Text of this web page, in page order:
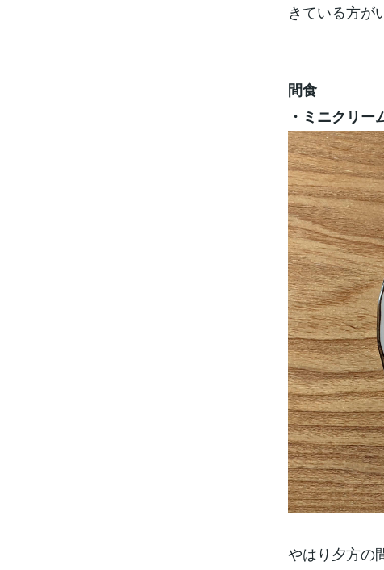
きている方が
間食
・ミニクリー
やはり夕方の